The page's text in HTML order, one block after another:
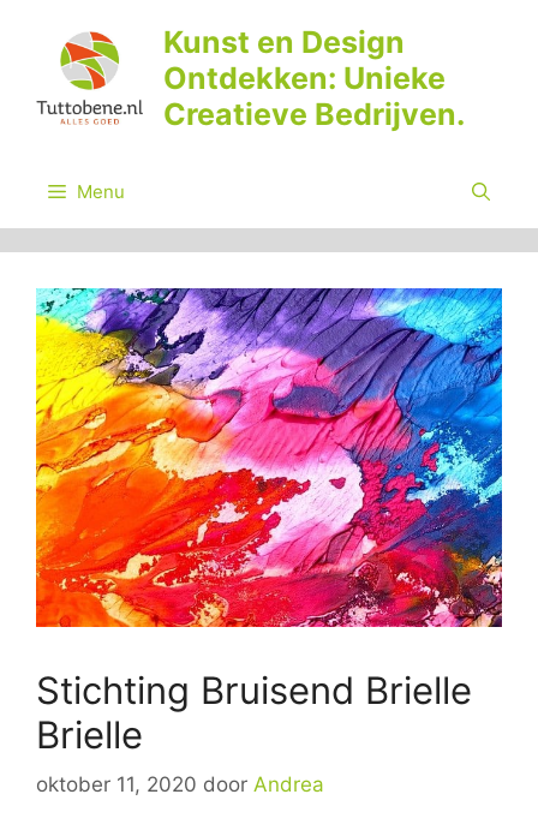
inhoud
Kunst en Design
Ontdekken: Unieke
Creatieve Bedrijven.
Menu
Stichting Bruisend Brielle
Brielle
oktober 11, 2020 door Andrea